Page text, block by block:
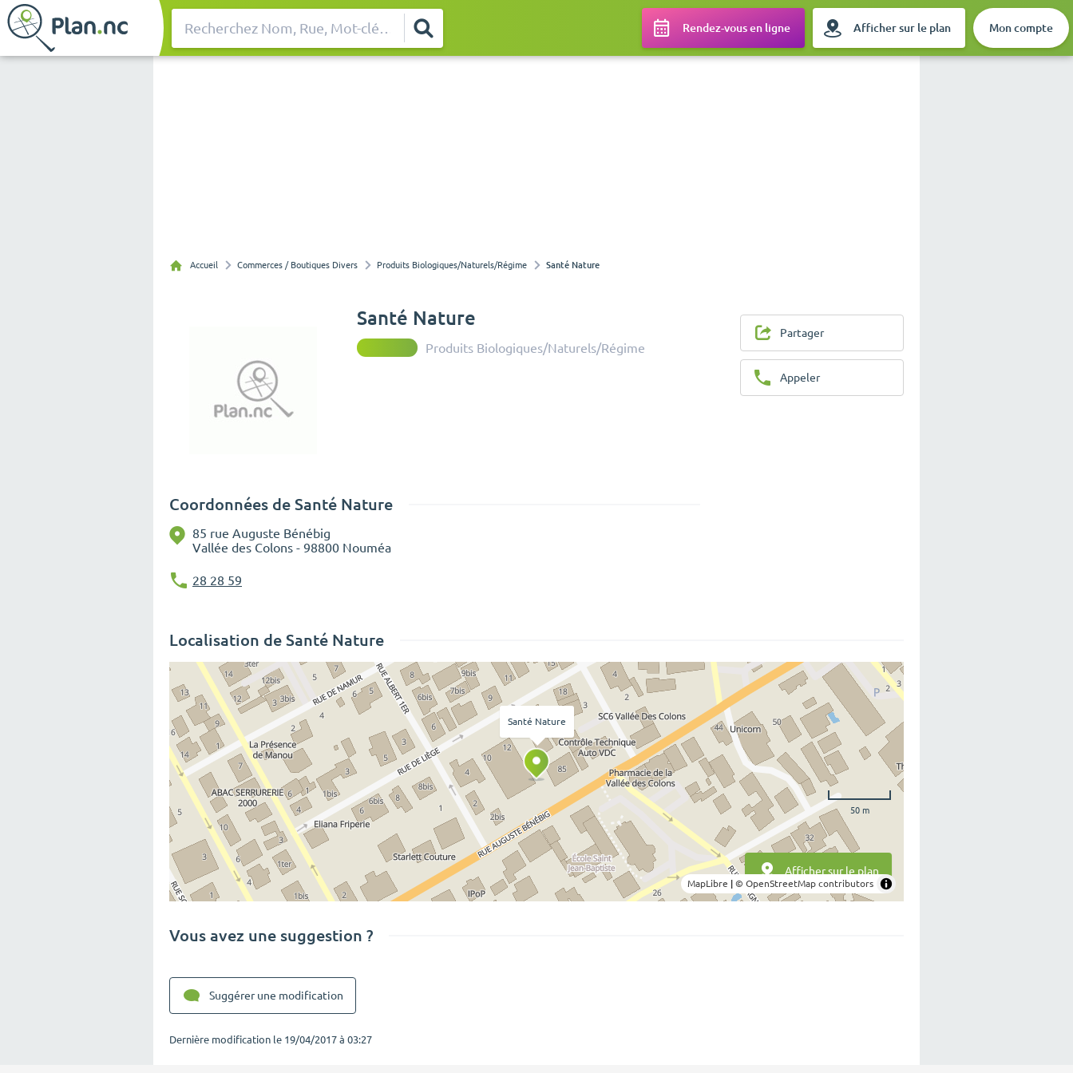
Rechercher Rendez-vous en ligne Afficher sur le plan Mon compte
Accueil Commerces / Boutiques Divers Produits Biologiques/Naturels/Régime Santé Nature
Santé Nature
Produits Biologiques/Naturels/Régime
Partager
Appeler
Coordonnées de Santé Nature
85 rue Auguste Bénébig
Vallée des Colons - 98800 Nouméa
28 28 59
Localisation de Santé Nature
50 m
MapLibre | © OpenStreetMap contributors
Santé Nature
Afficher sur le plan
Vous avez une suggestion ?
Suggérer une modification
Dernière modification le 19/04/2017 à 03:27